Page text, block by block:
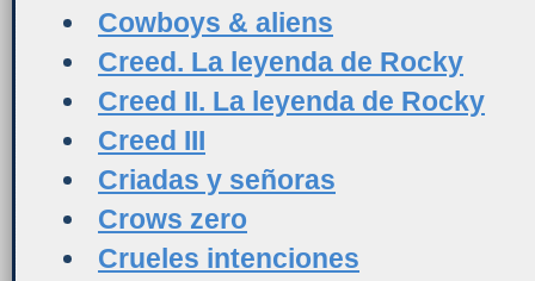
Cowboys & aliens
Creed. La leyenda de Rocky
Creed II. La leyenda de Rocky
Creed III
Criadas y señoras
Crows zero
Crueles intenciones